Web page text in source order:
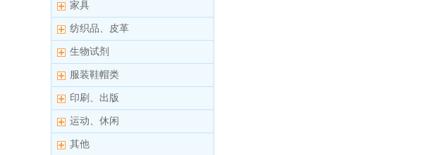
家具
纺织品、皮革
生物试剂
服装鞋帽类
印刷、出版
运动、休闲
其他